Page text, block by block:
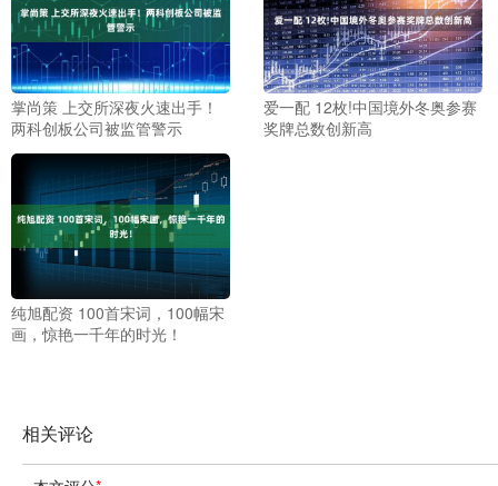
掌尚策 上交所深夜火速出手！
两科创板公司被监管警示
爱一配 12枚!中国境外冬奥参赛
奖牌总数创新高
纯旭配资 100首宋词，100幅宋
画，惊艳一千年的时光！
相关评论